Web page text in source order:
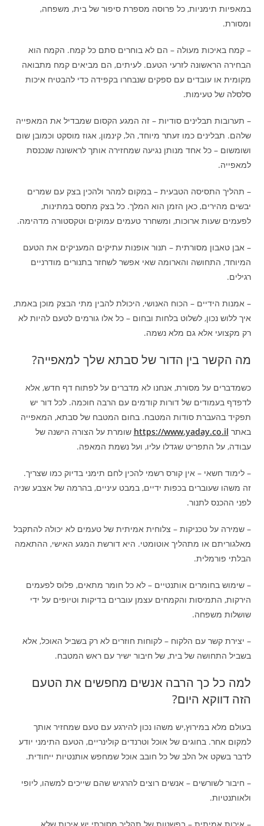
במאפיות תימניות, כל פרוסה מספרת סיפור של בית, משפחה,
ומסורת.
– קמח באיכות מעולה – הם לא בוחרים סתם כל קמח. הקמח הוא
הבחירה הראשונה לזרעי הטעם. לעיתים, הם מביאים קמח מתבואה
מקומית או עובדים עם ספקים שנבחרו בקפידה כדי להבטיח איכות
סלסלה של טעימות.
– תערובות תבלינים סודיות – זה המגע הקסום שמבדיל את המאפייה
שלהם. תבלינים כמו זעתר מיוחד, הל, קינמון, אגוז מוסקט וכמובן שום
ושומשום – כל אחד מנותן נגיעה שמחזירה אותך לראשונה שנכנסת
למאפייה.
– תהליך התסיסה הטבעית – במקום למהר ולהכין בצק עם שמרים
יבשים מהירים, כאן הזמן הוא המלך. כל בצק מתסס במתינות,
לפעמים שעות ארוכות, ומשחרר טעמים עמוקים וטקסטורה מדהימה.
– אבן טאבון מסורתית – תנור אופנות עתיקים המעניקים את הטעם
המיוחד, התחושה והארומה שאי אפשר לשחזר בתנורים מודרניים
רגילים.
– אמנות הידיים – הכוח האנושי, היכולת להבין מתי הבצק מוכן באמת,
איך ללוש נכון, לשלוט בלחות ובחום – כל אלו גורמים לטעם להיות לא
רק מקצועי אלא גם מלא נשמה.
מה הקשר בין הדור של סבתא שלך למאפייה?
כשמדברים על מסורת, אנחנו לא מדברים על לפתוח דף חדש, אלא
לדפדף בעמודים של דורות קודמים עם הרבה חוכמה. לכל דור יש
תפקיד בהעברת סודות המטבח. בחום המטבח של סבתא, המאפייה
באתר https://www.yaday.co.il שומרת על הצורה הישנה של
עבודה, על התפריט שגדלו עליו, ועל נשמת המאפה.
– לימוד חשאי – אין קורס רשמי להכין לחם תימני בדיוק כמו שצריך.
זה משהו שעוברים בכפות ידיים, במבט עיניים, בהרמה של אצבע שניה
לפני ההכנס לתנור.
– שמירה על טכניקות – צלוחית אמיתית של טעמים לא יכולה להתקבל
מאלגוריתם או מתהליך אוטומטי. היא דורשת המגע האישי, ההתאמה
הבלתי פורמלית.
– שימוש בחומרים אותנטיים – לא כל חומר מתאים, פלוס לפעמים
הירקות, התמיסות והקמחים עצמן עוברים בדיקות וטיופים על ידי
שושלות משפחה.
– יצירת קשר עם הלקוח – לקוחות חוזרים לא רק בשביל האוכל, אלא
בשביל התחושה של בית, של חיבור ישיר עם ראש המטבח.
למה כל כך הרבה אנשים מחפשים את הטעם
הזה דווקא היום?
בעולם מלא במירוץ,יש משהו נכון להירגע עם טעם שמחזיר אותך
למקום אחר. בחוגים של אוכל וטרנדים קולינריים, הטעם התימני יודע
לדבר בשקט אל הלב של כל חובב אוכל שמחפש אותנטיות ייחודית.
– חיבור לשורשים – אנשים רוצים להרגיש שהם שייכים למשהו, ליופי
ולאותנטיות.